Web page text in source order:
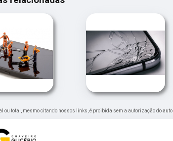
ou total, mesmo citando nossos links, é proibida sem a autorização do